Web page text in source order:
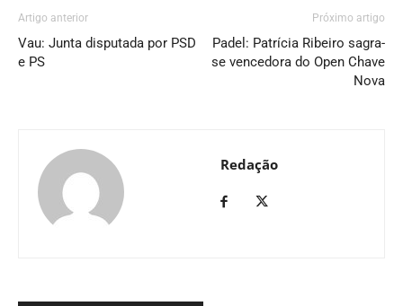
Artigo anterior
Vau: Junta disputada por PSD
e PS
Próximo artigo
Padel: Patrícia Ribeiro sagra-
se vencedora do Open Chave
Nova
Redação